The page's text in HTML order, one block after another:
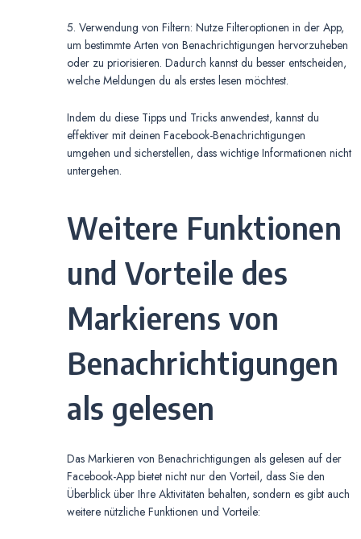
5. Verwendung von Filtern: Nutze Filteroptionen in der App,
um bestimmte Arten von Benachrichtigungen hervorzuheben
oder zu priorisieren. Dadurch kannst du besser entscheiden,
welche Meldungen du als erstes lesen möchtest.
Indem du diese Tipps und Tricks anwendest, kannst du
effektiver mit deinen Facebook-Benachrichtigungen
umgehen und sicherstellen, dass wichtige Informationen nicht
untergehen.
Weitere Funktionen
und Vorteile des
Markierens von
Benachrichtigungen
als gelesen
Das Markieren von Benachrichtigungen als gelesen auf der
Facebook-App bietet nicht nur den Vorteil, dass Sie den
Überblick über Ihre Aktivitäten behalten, sondern es gibt auch
weitere nützliche Funktionen und Vorteile: